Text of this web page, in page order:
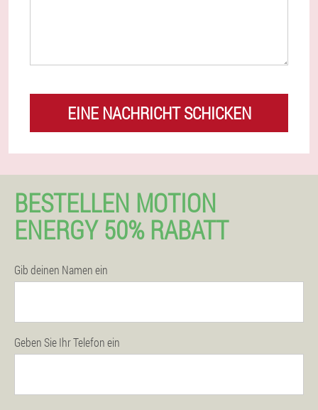
EINE NACHRICHT SCHICKEN
BESTELLEN MOTION
ENERGY 50% RABATT
Gib deinen Namen ein
Geben Sie Ihr Telefon ein